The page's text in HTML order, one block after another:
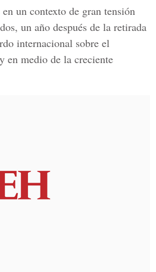
un contexto de gran tensión
un año después de la retirada
internacional sobre el
en medio de la creciente